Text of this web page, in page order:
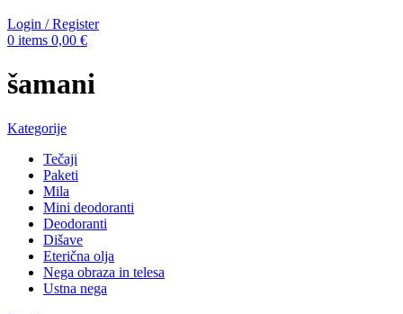
Login / Register
0 items 0,00 €
šamani
Kategorije
Tečaji
Paketi
Mila
Mini deodoranti
Deodoranti
Dišave
Eterična olja
Nega obraza in telesa
Ustna nega